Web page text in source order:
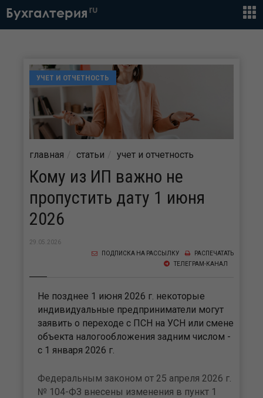
Бухгалтерия ru
УЧЕТ И ОТЧЕТНОСТЬ
главная статьи учет и отчетность
Кому из ИП важно не
пропустить дату 1 июня
2026
29.05.2026
РАСПЕЧАТАТЬ
ПОДПИСКА НА РАССЫЛКУ
ТЕЛЕГРАМ-КАНАЛ
Не позднее 1 июня 2026 г. некоторые
индивидуальные предприниматели могут
заявить о переходе с ПСН на УСН или смене
объекта налогообложения задним числом -
с 1 января 2026 г.
Федеральным законом от 25 апреля 2026 г.
№ 104-ФЗ внесены изменения в пункт 1